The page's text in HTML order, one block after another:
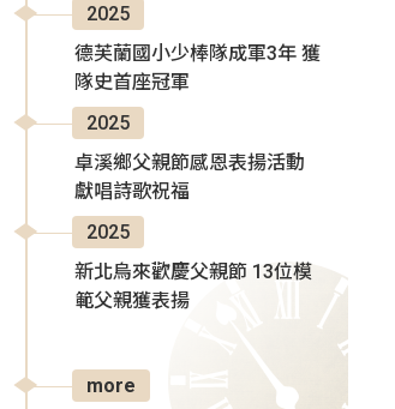
2025
德芙蘭國小少棒隊成軍3年 獲
隊史首座冠軍
2025
卓溪鄉父親節感恩表揚活動
獻唱詩歌祝福
2025
新北烏來歡慶父親節 13位模
範父親獲表揚
more